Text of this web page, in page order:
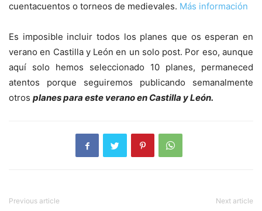
cuentacuentos o torneos de medievales. Más información
Es imposible incluir todos los planes que os esperan en
verano en Castilla y León en un solo post. Por eso, aunque
aquí solo hemos seleccionado 10 planes, permaneced
atentos porque seguiremos publicando semanalmente
otros planes para este verano en Castilla y León.
Previous article Next article